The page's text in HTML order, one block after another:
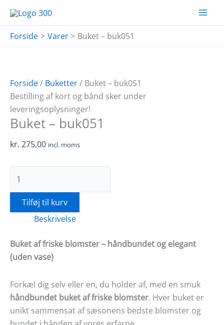
indholdet
Forside Varer Buket – buk051
Forside/ Buketter/ Buket – buk051
Bestilling af kort og bånd sker under
leveringsoplysninger!
Buket – buk051
kr. 275,00 incl. moms
-
buk051
Tilføj til kurv
Beskrivelse
Buket af friske blomster – håndbundet og elegant
(uden vase)
Forkæl dig selv eller en, du holder af, med en smuk
håndbundet buket af friske blomster. Hver buket er
unikt sammensat af sæsonens bedste blomster og